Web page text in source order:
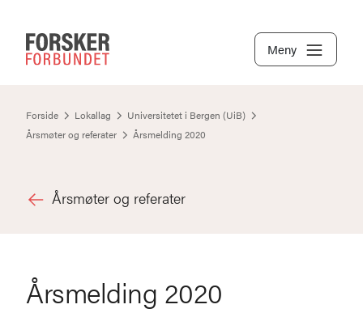
Meny
Forside Lokallag
Universitetet i Bergen (UiB)
Årsmøter og referater
Årsmelding 2020
Årsmøter og referater
Årsmelding 2020